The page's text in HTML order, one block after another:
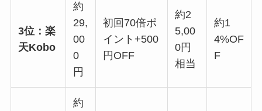
3位：楽
天Kobo
約
29,
00
0
円
初回70倍ポ
イント+500
円OFF
約2
5,00
0円
相当
約1
4%OF
F
約